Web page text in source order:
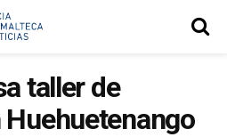
taller de